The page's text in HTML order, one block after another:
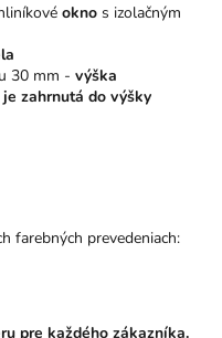
okno s izolačným
30 mm - výška
zahrnutá do výšky
farebných prevedeniach:
pre každého zákazníka.